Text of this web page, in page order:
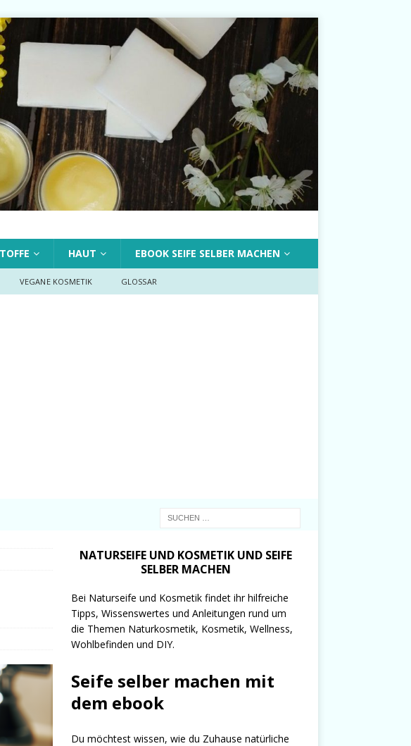
HAUT EBOOK SEIFE SELBER MACHEN
VEGANE KOSMETIK GLOSSAR
NATURSEIFE UND KOSMETIK UND SEIFE
SELBER MACHEN
Bei Naturseife und Kosmetik findet ihr hilfreiche
Tipps, Wissenswertes und Anleitungen rund um
die Themen Naturkosmetik, Kosmetik, Wellness,
Wohlbefinden und DIY.
Seife selber machen mit
dem ebook
Du möchtest wissen, wie du Zuhause natürliche